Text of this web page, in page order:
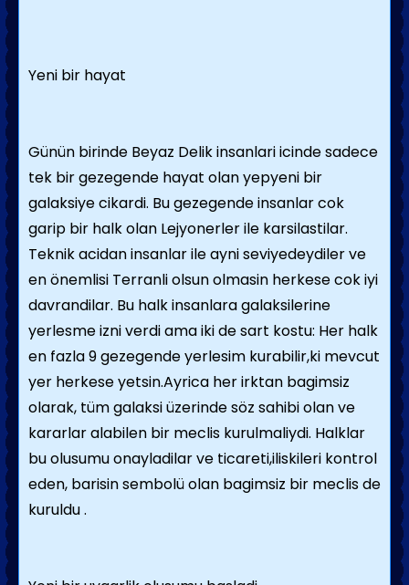
Yeni bir hayat
Günün birinde Beyaz Delik insanlari icinde sadece
tek bir gezegende hayat olan yepyeni bir
galaksiye cikardi. Bu gezegende insanlar cok
garip bir halk olan Lejyonerler ile karsilastilar.
Teknik acidan insanlar ile ayni seviyedeydiler ve
en önemlisi Terranli olsun olmasin herkese cok iyi
davrandilar. Bu halk insanlara galaksilerine
yerlesme izni verdi ama iki de sart kostu: Her halk
en fazla 9 gezegende yerlesim kurabilir,ki mevcut
yer herkese yetsin.Ayrica her irktan bagimsiz
olarak, tüm galaksi üzerinde söz sahibi olan ve
kararlar alabilen bir meclis kurulmaliydi. Halklar
bu olusumu onayladilar ve ticareti,iliskileri kontrol
eden, barisin sembolü olan bagimsiz bir meclis de
kuruldu .